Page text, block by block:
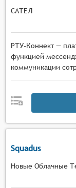
САТЕЛ
РТУ-Коннект —
функцией
коммуникации
Squadus
Новые Облачные